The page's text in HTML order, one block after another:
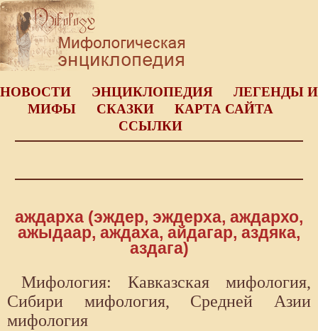
НОВОСТИ ЭНЦИКЛОПЕДИЯ
ЛЕГЕНДЫ И
МИФЫ
СКАЗКИ
КАРТА САЙТА
ССЫЛКИ
аждарха (эждер, эждерха, аждархо,
ажыдаар, аждаха, айдагар, аздяка,
аздага)
Мифология: Кавказская мифология,
Сибири мифология, Средней Азии
мифология